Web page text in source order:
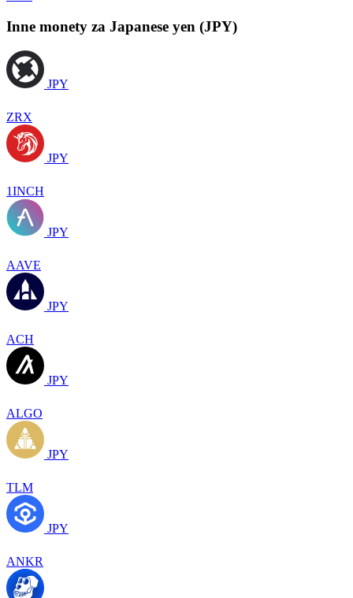
Inne monety za Japanese yen (JPY)
JPY
ZRX
JPY
1INCH
JPY
AAVE
JPY
ACH
JPY
ALGO
JPY
TLM
JPY
ANKR